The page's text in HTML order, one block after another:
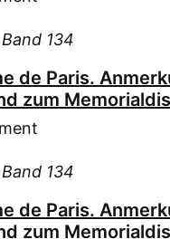
134
de Paris.
zum
134
de Paris.
zum